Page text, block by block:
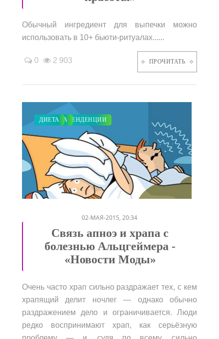
Обычный ингредиент для выпечки можно
использовать в 10+ бьюти-ритуалах......
0 2 903 ПРОЧИТАТЬ
МОДНЫЕ ТЕНДЕНЦИИ
/
ПОКАЗЫ
/
КРАСОТА
/
СВАДЬБА
/
ДИЕТА
02-МАЯ-2015, 20:34
Связь апноэ и храпа с
болезнью Альцгеймера -
«Новости Моды»
Очень часто храп сильно раздражает тех, с кем
храпящий делит ночлег — однако обычно
раздражением дело и ограничивается. Люди
редко воспринимают храп, как серьёзную